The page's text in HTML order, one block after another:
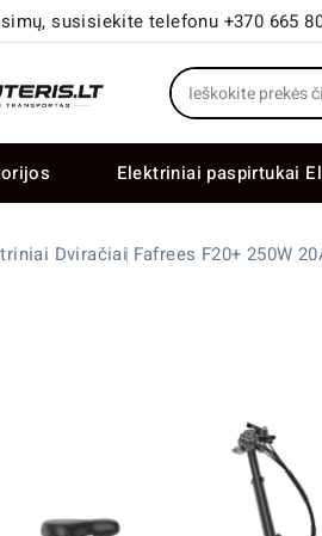
susisiekite telefonu +370 665
Elektriniai paspirtukai
Dviračiai Fafrees F20+ 250W